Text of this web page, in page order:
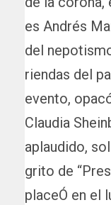
es Andrés
del
riendas del
evento,
Claudia
aplaudido,
grito de
placeÓ en el